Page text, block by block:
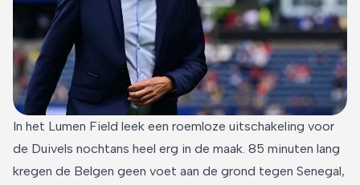
In het Lumen Field leek een roemloze uitschakeling voor
de Duivels nochtans heel erg in de maak. 85 minuten lang
kregen de Belgen geen voet aan de grond tegen Senegal,